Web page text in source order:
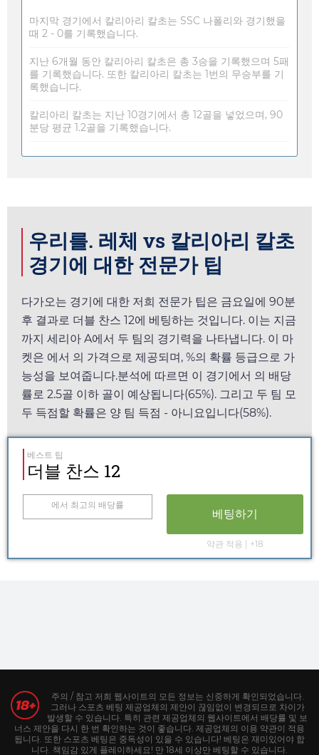
마지막 경기에서 칼리아리 칼초는 SSC 나폴리와 경기했을
때 2 - 0를 기록했습니다.
지난 6개월 동안 칼리아리 칼초은 총 3승을 기록했으며 5패
를 기록했습니다. 또한 칼리아리 칼초는 1번의 무승부를 기
록했습니다.
칼리아리 칼초는 지난 10경기에서 총 12골을 넣었으며, 90
분당 평균 1.2골을 기록했습니다.
우리를. 레체 vs 칼리아리 칼초
경기에 대한 전문가 팁
다가오는 경기에 대한 저희 전문가 팁은 금요일에 90분
후 결과로 더블 찬스 12에 베팅하는 것입니다. 이는 지금
까지 세리아 A에서 두 팀의 경기력을 나타냅니다. 이 마
켓은 에서 의 가격으로 제공되며, %의 확률 등급으로 가
능성을 보여줍니다.분석에 따르면 이 경기에서 의 배당
률로 2.5골 이하 골이 예상됩니다(65%). 그리고 두 팀 모
두 득점할 확률은 양 팀 득점 - 아니요입니다(58%).
베스트 팁
더블 찬스 12
에서 최고의 배당률
베팅하기
약관 적용 | +18
주의 / 참고 저희 웹사이트의 모든 정보는 신중하게 확인되었습니다.
그러나 스포츠 베팅 제공업체의 제안이 끊임없이 변경되므로 차이가
발생할 수 있습니다. 특히 관련 제공업체의 웹사이트에서 배당률 및 보
너스 제안을 다시 한 번 확인하는 것이 좋습니다. 제공업체의 이용 약관이 적용
됩니다. 또한 스포츠 베팅은 중독성이 있을 수 있습니다! 베팅은 재미있어야 합
니다. 책임감 있게 플레이하세요! 만 18세 이상만 베팅할 수 있습니다.